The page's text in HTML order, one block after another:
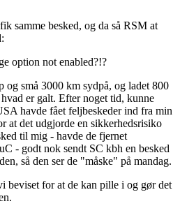
samme besked, og da så RSM at
option not enabled?!?
små 3000 km sydpå, og ladet 800
er galt. Efter noget tid, kunne
havde fået feljbeskeder ind fra min
at det udgjorde en sikkerhedsrisiko
til mig - havde de fjernet
- godt nok sendt SC kbh en besked
så den ser de "måske" på mandag.
beviset for at de kan pille i og gør det